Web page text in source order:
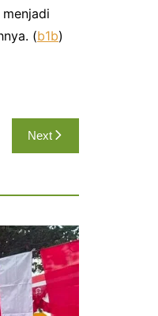
(b1b)
Next